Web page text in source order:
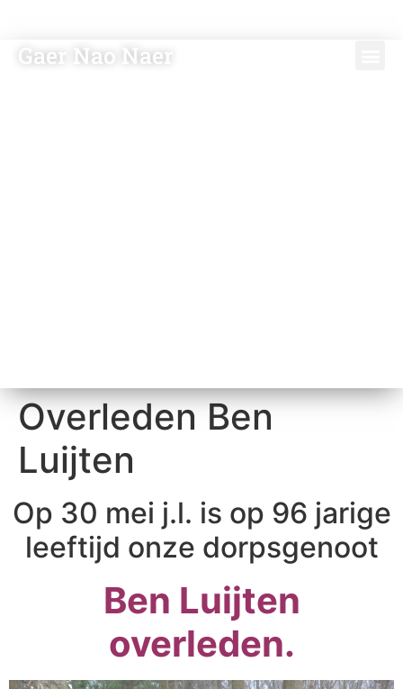
Gaer Nao Naer
Overleden Ben
Luijten
Op 30 mei j.l. is op 96 jarige
leeftijd onze dorpsgenoot
Ben Luijten
overleden.